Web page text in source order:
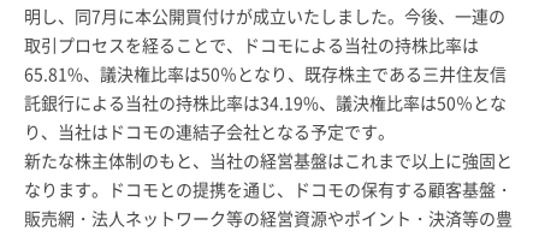
明し、同7月に本公開買付けが成立いたしました。今後、一連の
取引プロセスを経ることで、ドコモによる当社の持株比率は
65.81%、議決権比率は50％となり、既存株主である三井住友信
託銀行による当社の持株比率は34.19%、議決権比率は50％とな
り、当社はドコモの連結子会社となる予定です。
新たな株主体制のもと、当社の経営基盤はこれまで以上に強固と
なります。ドコモとの提携を通じ、ドコモの保有する顧客基盤・
販売網・法人ネットワーク等の経営資源やポイント・決済等の豊